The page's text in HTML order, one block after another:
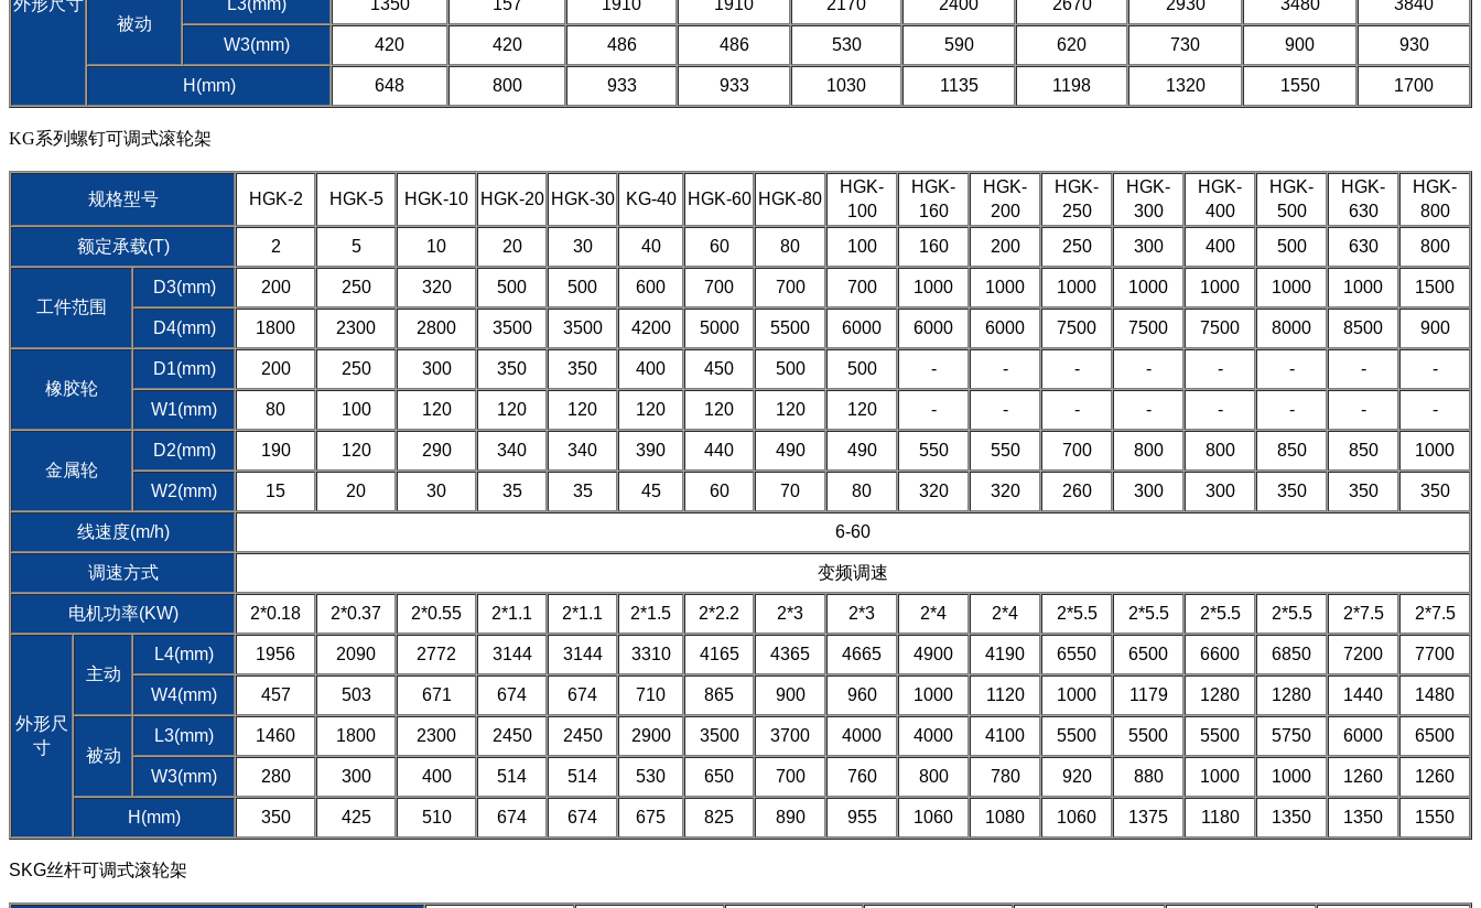
被动
W3(mm) 420 420 486 486 530 590 620 730 900 930
H(mm) 648 800 933 933 1030 1135 1198 1320 1550 1700
KG系列螺钉可调式滚轮架
规格型号 HGK-2 HGK-5 HGK-10 HGK-20 HGK-30 KG-40 HGK-60 HGK-80
HGK-
100
HGK-
160
HGK-
200
HGK-
250
HGK-
300
HGK-
400
HGK-
500
HGK-
630
HGK-
800
额定承载(T)
2 5 10 20 30 40 60 80 100 160 200 250 300 400 500 630 800
工件范围
D3(mm) 200 250 320 500 500 600 700 700 700 1000 1000 1000 1000 1000 1000 1000 1500
D4(mm) 1800 2300 2800 3500 3500 4200 5000 5500 6000 6000 6000 7500 7500 7500 8000 8500 900
橡胶轮
D1(mm) 200 250 300 350 350 400 450 500 500 - - - - - - - -
W1(mm) 80 100 120 120 120 120 120 120 120 - - - - - - - -
金属轮
D2(mm) 190 120 290 340 340 390 440 490 490 550 550 700 800 800 850 850 1000
W2(mm) 15 20 30 35 35 45 60 70 80 320 320 260 300 300 350 350 350
线速度(m/h) 6-60
调速方式 变频调速
电机功率(KW) 2*0.18 2*0.37 2*0.55 2*1.1 2*1.1 2*1.5 2*2.2 2*3 2*3 2*4 2*4 2*5.5 2*5.5 2*5.5 2*5.5 2*7.5 2*7.5
外形尺
寸
主动
L4(mm) 1956 2090 2772 3144 3144 3310 4165 4365 4665 4900 4190 6550 6500 6600 6850 7200 7700
W4(mm) 457 503 671 674 674 710 865 900 960 1000 1120 1000 1179 1280 1280 1440 1480
被动
L3(mm) 1460 1800 2300 2450 2450 2900 3500 3700 4000 4000 4100 5500 5500 5500 5750 6000 6500
W3(mm) 280 300 400 514 514 530 650 700 760 800 780 920 880 1000 1000 1260 1260
H(mm) 350 425 510 674 674 675 825 890 955 1060 1080 1060 1375 1180 1350 1350 1550
SKG丝杆可调式滚轮架